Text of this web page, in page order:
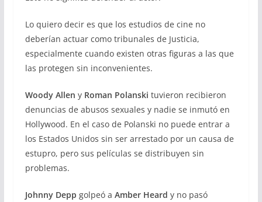
Lo quiero decir es que los estudios de cine no
deberían actuar como tribunales de Justicia,
especialmente cuando existen otras figuras a las que
las protegen sin inconvenientes.
Woody Allen y Roman Polanski tuvieron recibieron
denuncias de abusos sexuales y nadie se inmutó en
Hollywood. En el caso de Polanski no puede entrar a
los Estados Unidos sin ser arrestado por un causa de
estupro, pero sus películas se distribuyen sin
problemas.
Johnny Depp golpeó a Amber Heard y no pasó